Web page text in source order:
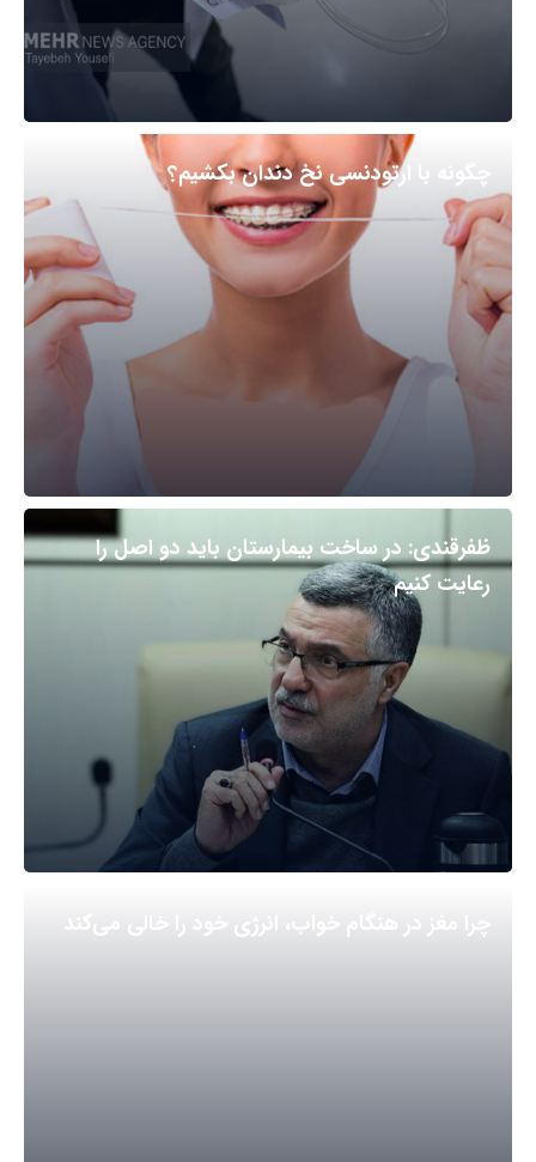
چگونه با ارتودنسی نخ دندان بکشیم؟
ظفرقندی: در ساخت بیمارستان باید دو اصل را
رعایت کنیم
چرا مغز در هنگام خواب، انرژی خود را خالی می‌کند